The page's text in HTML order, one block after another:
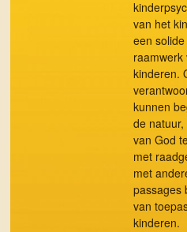
van het
een
raamwerk
kinderen.
kunnen
de
van God
met
met
passages
van
kinderen.